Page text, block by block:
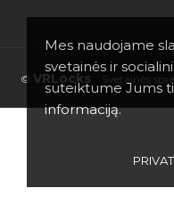
Mes naudojame
svetainės ir
suteiktume Jums
informaciją.
© VRLocks Svetainės